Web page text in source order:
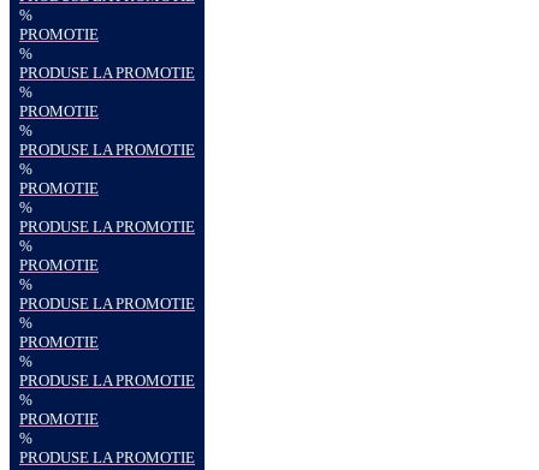
%
PROMOTIE
%
PRODUSE LA PROMOTIE
%
PROMOTIE
%
PRODUSE LA PROMOTIE
%
PROMOTIE
%
PRODUSE LA PROMOTIE
%
PROMOTIE
%
PRODUSE LA PROMOTIE
%
PROMOTIE
%
PRODUSE LA PROMOTIE
%
PROMOTIE
%
PRODUSE LA PROMOTIE